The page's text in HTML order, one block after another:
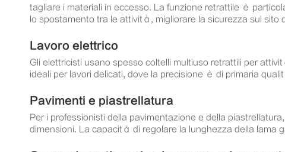
tagliare i materiali in eccesso. La funzione retrattile è
lo spostamento tra le attività, migliorare la sicurezza sul sito
Lavoro elettrico
Gli elettricisti usano spesso coltelli multiuso retrattili per
ideali per lavori delicati, dove la precisione è di primaria
Pavimenti e piastrellatura
Per i professionisti della pavimentazione e della
dimensioni. La capacità di regolare la lunghezza della lama